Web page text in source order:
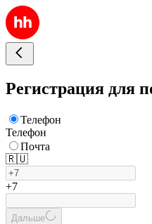
Регистрация для
Телефон
Телефон
Почта
🇷🇺
+7
Дальше